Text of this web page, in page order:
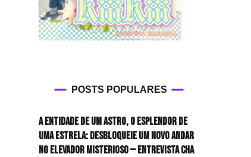
POSTS POPULARES
A entidade de um astro, o esplendor de
uma estrela: desbloqueie um novo andar
no elevador misterioso — Entrevista CHA